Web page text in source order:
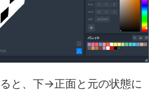
と、下→正面と元の状態に